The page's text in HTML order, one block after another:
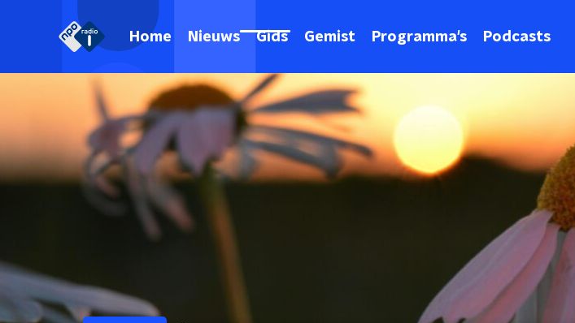
Home Nieuws Gids Gemist Programma's Podcasts